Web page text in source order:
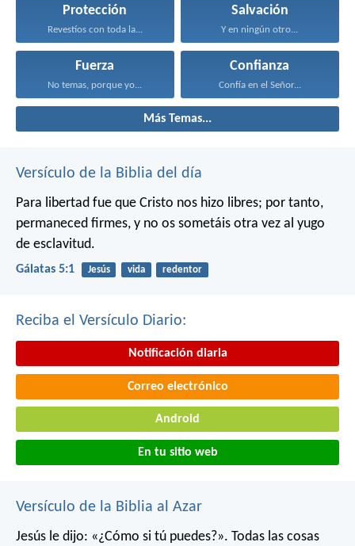
Protección
Revestíos con toda la...
Salvación
Y en ningún otro...
Fuerza
No temas, porque yo...
Confianza
Confía en el Señor...
Más Temas...
Versículo de la Biblia del día
Para libertad fue que Cristo nos hizo libres; por tanto,
permaneced firmes, y no os sometáis otra vez al yugo
de esclavitud.
Gálatas 5:1 Jesús vida redentor
Reciba el Versículo Diario:
Notificación diaria
Correo electrónico
Android
En tu sitio web
Versículo de la Biblia al Azar
Jesús le dijo: «¿Cómo si tú puedes?». Todas las cosas